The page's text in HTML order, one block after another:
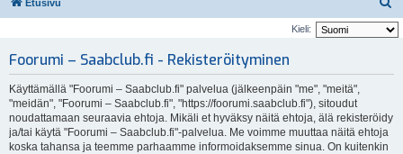
Etusivu
t
Kieli:
Foorumi – Saabclub.fi - Rekisteröityminen
Käyttämällä "Foorumi – Saabclub.fi" palvelua (jälkeenpäin "me", "meitä",
"meidän", "Foorumi – Saabclub.fi", "https://foorumi.saabclub.fi"), sitoudut
noudattamaan seuraavia ehtoja. Mikäli et hyväksy näitä ehtoja, älä rekisteröidy
ja/tai käytä "Foorumi – Saabclub.fi"-palvelua. Me voimme muuttaa näitä ehtoja
koska tahansa ja teemme parhaamme informoidaksemme sinua. On kuitenkin